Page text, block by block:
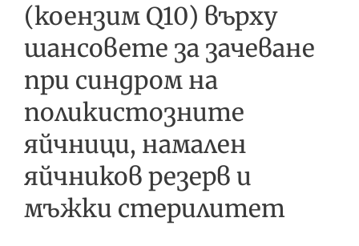
(коензим Q10) върху
шансовете за зачеване
при синдром на
поликистозните
яйчници, намален
яйчников резерв и
мъжки стерилитет